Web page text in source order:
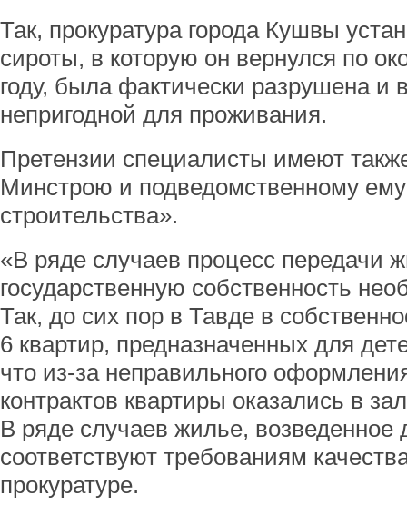
Так, прокуратура города Кушвы
сироты, в которую он вернулся по
году, была фактически разрушена и
непригодной для проживания.
Претензии специалисты имеют
Минстрою и подведомственному
строительства».
«В ряде случаев процесс передачи
государственную собственность
Так, до сих пор в Тавде в
6 квартир, предназначенных для
что из-за неправильного
контрактов квартиры оказались в
В ряде случаев жилье, возведенное
соответствуют требованиям
прокуратуре.